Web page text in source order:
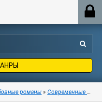
романы » Современные